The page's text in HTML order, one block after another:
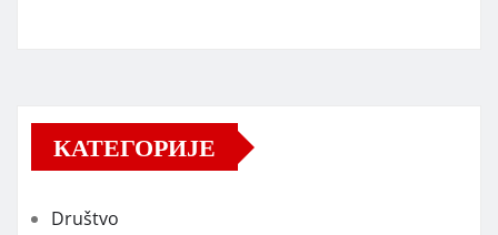
КАТЕГОРИЈЕ
Društvo